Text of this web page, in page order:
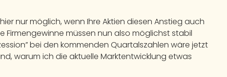
nur möglich, wenn Ihre Aktien diesen Anstieg auch
müssen nun also möglichst stabil
bei den kommenden Quartalszahlen wäre jetzt
warum ich die aktuelle Marktentwicklung etwas